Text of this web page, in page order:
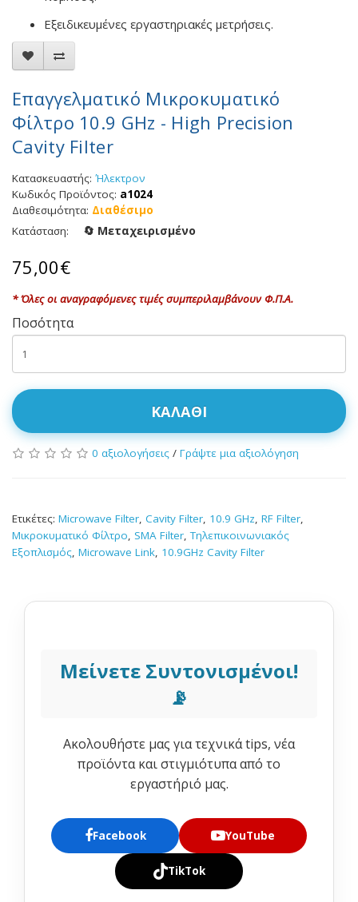
Εξειδικευμένες εργαστηριακές μετρήσεις.
Επαγγελματικό Μικροκυματικό
Φίλτρο 10.9 GHz - High Precision
Cavity Filter
Κατασκευαστής: Ήλεκτρον
Κωδικός Προϊόντος: a1024
Διαθεσιμότητα: Διαθέσιμο
Κατάσταση:
🔄 Μεταχειρισμένο
75,00€
* Όλες οι αναγραφόμενες τιμές συμπεριλαμβάνουν Φ.Π.Α.
Ποσότητα
ΚΑΛΆΘΙ
0 αξιολογήσεις / Γράψτε μια αξιολόγηση
Ετικέτες: Microwave Filter, Cavity Filter, 10.9 GHz, RF Filter,
Μικροκυματικό Φίλτρο, SMA Filter,Τηλεπικοινωνιακός
Εξοπλισμός, Microwave Link, 10.9GHz Cavity Filter
Μείνετε Συντονισμένοι!
📡
Ακολουθήστε μας για τεχνικά tips, νέα
προϊόντα και στιγμιότυπα από το
εργαστήριό μας.
Facebook YouTube
TikTok